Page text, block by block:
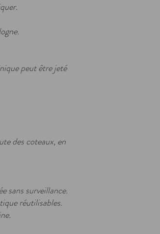
peut être jeté
des coteaux, en
sans surveillance.
réutilisables.